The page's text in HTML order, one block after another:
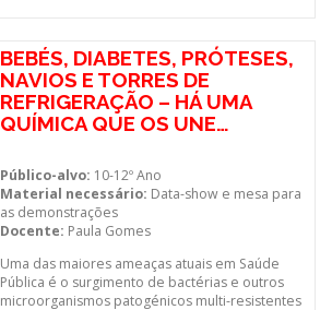
BEBÉS, DIABETES, PRÓTESES,
NAVIOS E TORRES DE
REFRIGERAÇÃO – HÁ UMA
QUÍMICA QUE OS UNE…
Público-alvo: 10-12º Ano
Material necessário: Data-show e mesa para
as demonstrações
Docente: Paula Gomes
Uma das maiores ameaças atuais em Saúde
Pública é o surgimento de bactérias e outros
microorganismos patogénicos multi-resistentes